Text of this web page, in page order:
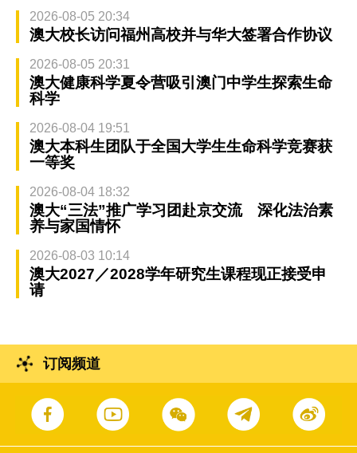
2026-08-05 20:34
澳大校长访问福州高校并与华大签署合作协议
2026-08-05 20:31
澳大健康科学夏令营吸引澳门中学生探索生命
科学
2026-08-04 19:51
澳大本科生团队于全国大学生生命科学竞赛获
一等奖
2026-08-04 18:32
澳大“三法”推广学习团赴京交流 深化法治素
养与家国情怀
2026-08-03 10:14
澳大2027／2028学年研究生课程现正接受申
请
订阅频道